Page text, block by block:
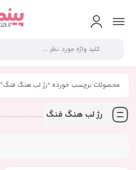
محصولات برچسب خورده “رژ لب هنگ فنگ”
رژ لب هنگ فنگ